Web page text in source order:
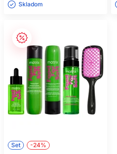
Skladom ㅤ
Set -24%